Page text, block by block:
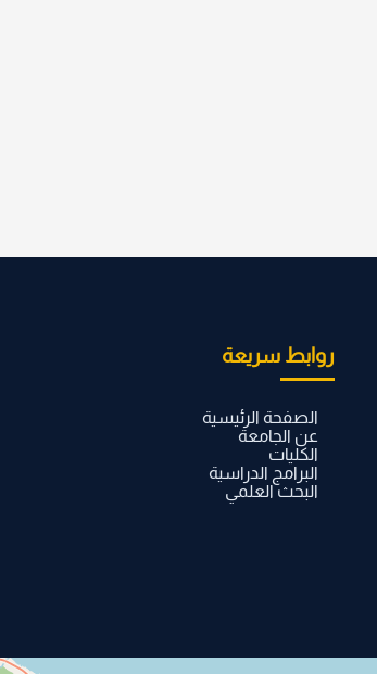
روابط سريعة
الصفحة الرئيسية
عن الجامعة
الكليات
البرامج الدراسية
البحث العلمي